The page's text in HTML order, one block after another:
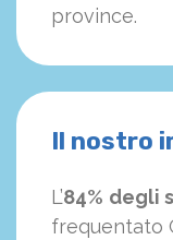
province.
Il nostro
L’84% degli
frequentato